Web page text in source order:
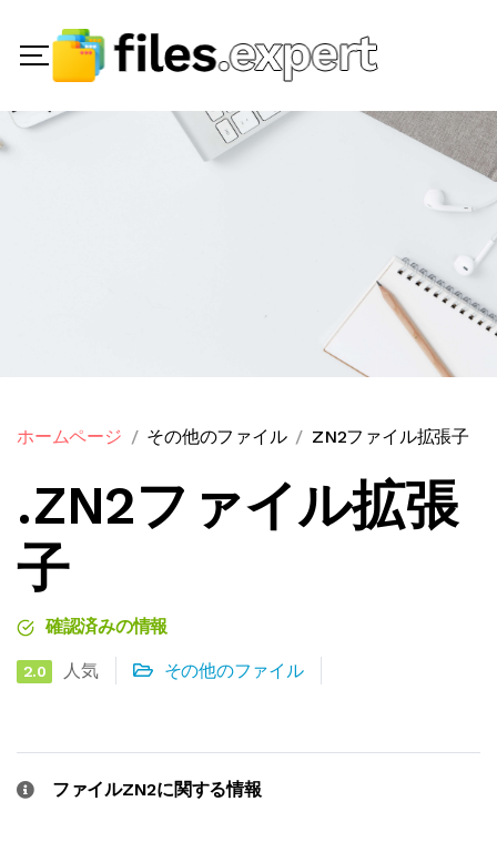
ホームページ その他のファイル ZN2ファイル拡張子
.ZN2ファイル拡張
子
確認済みの情報
2.0 人気 その他のファイル
ファイルZN2に関する情報